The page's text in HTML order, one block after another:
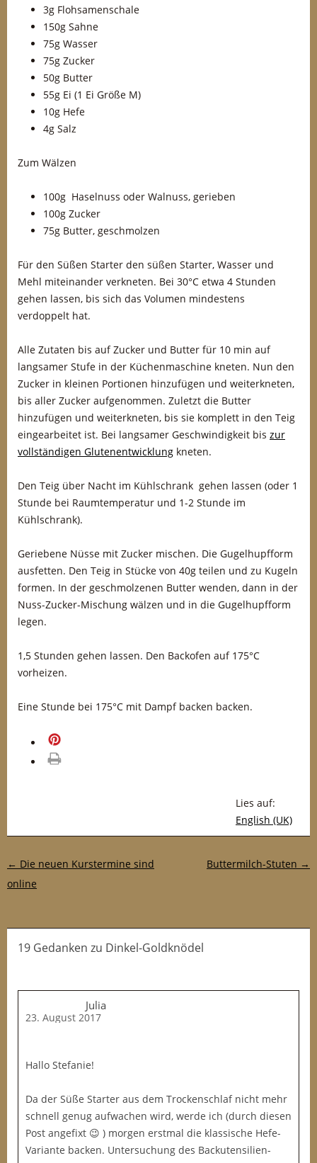
3g Flohsamenschale
150g Sahne
75g Wasser
75g Zucker
50g Butter
55g Ei (1 Ei Größe M)
10g Hefe
4g Salz
Zum Wälzen
100g Haselnuss oder Walnuss, gerieben
100g Zucker
75g Butter, geschmolzen
Für den Süßen Starter den süßen Starter, Wasser und
Mehl miteinander verkneten. Bei 30°C etwa 4 Stunden
gehen lassen, bis sich das Volumen mindestens
verdoppelt hat.
Alle Zutaten bis auf Zucker und Butter für 10 min auf
langsamer Stufe in der Küchenmaschine kneten. Nun den
Zucker in kleinen Portionen hinzufügen und weiterkneten,
bis aller Zucker aufgenommen. Zuletzt die Butter
hinzufügen und weiterkneten, bis sie komplett in den Teig
eingearbeitet ist. Bei langsamer Geschwindigkeit bis zur
vollständigen Glutenentwicklung kneten.
Den Teig über Nacht im Kühlschrank gehen lassen (oder 1
Stunde bei Raumtemperatur und 1-2 Stunde im
Kühlschrank).
Geriebene Nüsse mit Zucker mischen. Die Gugelhupfform
ausfetten. Den Teig in Stücke von 40g teilen und zu Kugeln
formen. In der geschmolzenen Butter wenden, dann in der
Nuss-Zucker-Mischung wälzen und in die Gugelhupfform
legen.
1,5 Stunden gehen lassen. Den Backofen auf 175°C
vorheizen.
Eine Stunde bei 175°C mit Dampf backen backen.
Lies auf:
English (UK)
Post-Navigation
← Die neuen Kurstermine sind
online
Buttermilch-Stuten →
19 Gedanken zu Dinkel-Goldknödel
Julia
23. August 2017
Hallo Stefanie!
Da der Süße Starter aus dem Trockenschlaf nicht mehr
schnell genug aufwachen wird, werde ich (durch diesen
Post angefixt 😉 ) morgen erstmal die klassische Hefe-
Variante backen. Untersuchung des Backutensilien-